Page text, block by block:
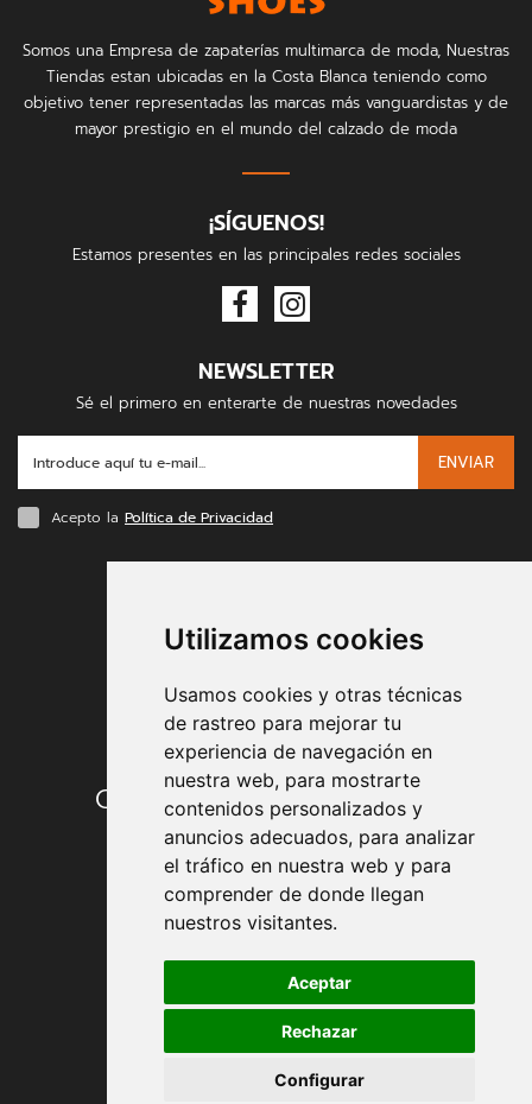
Utilizamos cookies
Usamos cookies y otras técnicas
de rastreo para mejorar tu
experiencia de navegación en
nuestra web, para mostrarte
contenidos personalizados y
anuncios adecuados, para analizar
el tráfico en nuestra web y para
comprender de donde llegan
nuestros visitantes.
Aceptar
Rechazar
Configurar
Somos una Empresa de zapaterías multimarca de moda, Nuestras
Tiendas estan ubicadas en la Costa Blanca teniendo como
objetivo tener representadas las marcas más vanguardistas y de
mayor prestigio en el mundo del calzado de moda
¡SÍGUENOS!
Estamos presentes en las principales redes sociales
NEWSLETTER
Sé el primero en enterarte de nuestras novedades
ENVIAR
Acepto la Política de Privacidad
Condiciones de contratación
Envío y entrega
Devoluciones
Formas de pago
Política de Privacidad